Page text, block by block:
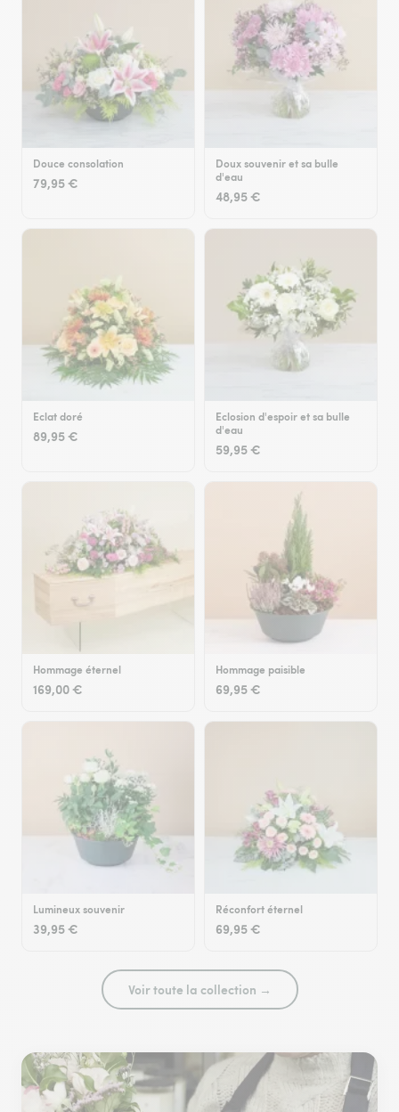
Douce consolation
79,95 €
Doux souvenir et sa bulle
d'eau
48,95 €
Eclat doré
89,95 €
Eclosion d'espoir et sa bulle
d'eau
59,95 €
Hommage éternel
169,00 €
Hommage paisible
69,95 €
Lumineux souvenir
39,95 €
Réconfort éternel
69,95 €
Voir toute la collection →